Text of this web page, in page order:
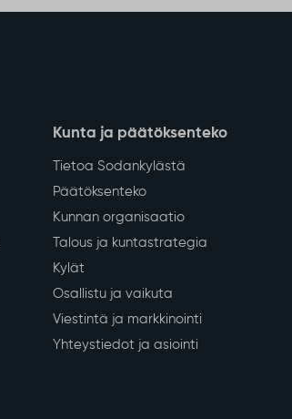
Kunta ja päätöksenteko
Tietoa Sodankylästä
Päätöksenteko
Kunnan organisaatio
Talous ja kuntastrategia
Kylät
Osallistu ja vaikuta
Viestintä ja markkinointi
Yhteystiedot ja asiointi